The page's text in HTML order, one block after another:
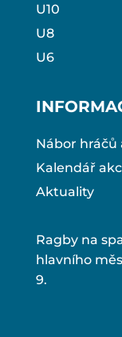
U10
U8
U6
Nábor hráčů
Kalendář
Aktuality
Ragby na
hlavního
9.